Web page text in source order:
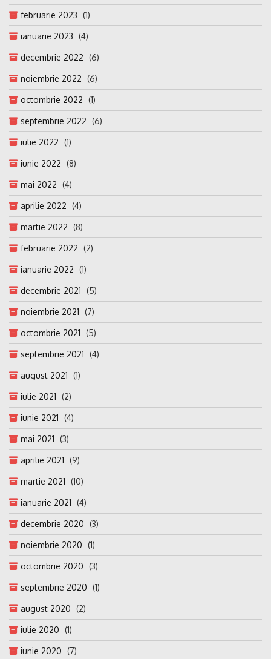
februarie 2023 (1)
ianuarie 2023 (4)
decembrie 2022 (6)
noiembrie 2022 (6)
octombrie 2022 (1)
septembrie 2022 (6)
iulie 2022 (1)
iunie 2022 (8)
mai 2022 (4)
aprilie 2022 (4)
martie 2022 (8)
februarie 2022 (2)
ianuarie 2022 (1)
decembrie 2021 (5)
noiembrie 2021 (7)
octombrie 2021 (5)
septembrie 2021 (4)
august 2021 (1)
iulie 2021 (2)
iunie 2021 (4)
mai 2021 (3)
aprilie 2021 (9)
martie 2021 (10)
ianuarie 2021 (4)
decembrie 2020 (3)
noiembrie 2020 (1)
octombrie 2020 (3)
septembrie 2020 (1)
august 2020 (2)
iulie 2020 (1)
iunie 2020 (7)